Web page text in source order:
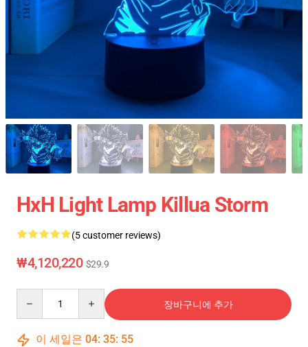
HxH Light Lamp Killua Storm
(5 customer reviews)
₩4,120,220 $29.9
장바구니에 추가
이 세일은 04: 35: 54